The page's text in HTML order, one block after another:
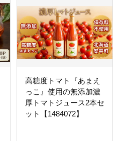
高糖度トマト『あまえ
っこ』使用の無添加濃
厚トマトジュース2本セ
ット【1484072】